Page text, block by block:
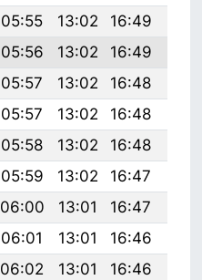
05:55 13:02 16:49
05:56 13:02 16:49
05:57 13:02 16:48
05:57 13:02 16:48
05:58 13:02 16:48
05:59 13:02 16:47
06:00 13:01 16:47
06:01 13:01 16:46
06:02 13:01 16:46